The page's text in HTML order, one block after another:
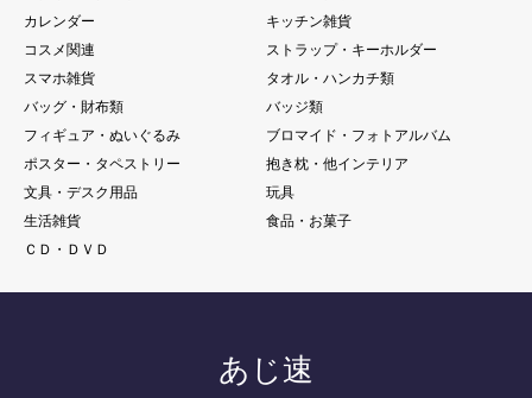
カレンダー
キッチン雑貨
コスメ関連
ストラップ・キーホルダー
スマホ雑貨
タオル・ハンカチ類
バッグ・財布類
バッジ類
フィギュア・ぬいぐるみ
ブロマイド・フォトアルバム
ポスター・タペストリー
抱き枕・他インテリア
文具・デスク用品
玩具
生活雑貨
食品・お菓子
ＣＤ・ＤＶＤ
あじ速